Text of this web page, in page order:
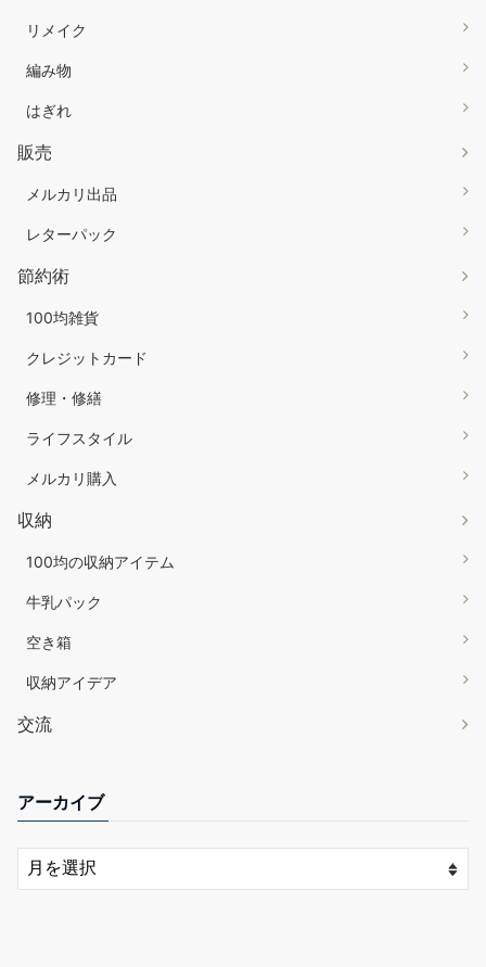
リメイク
編み物
はぎれ
販売
メルカリ出品
レターパック
節約術
100均雑貨
クレジットカード
修理・修繕
ライフスタイル
メルカリ購入
収納
100均の収納アイテム
牛乳パック
空き箱
収納アイデア
交流
アーカイブ